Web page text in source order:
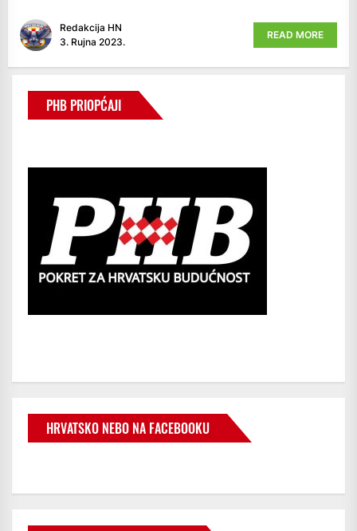
Redakcija HN
3. Rujna 2023.
READ MORE
PHB PRIOPĆAJI
HRVATSKO NEBO NA FACEBOOKU